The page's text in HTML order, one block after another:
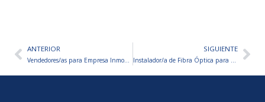
AntANTERIOR
Vendedores/as para Empresa Inmobiliaria
SIGUIENTE
Instalador/a de Fibra Óptica para Empresa de Telecomunicaciones